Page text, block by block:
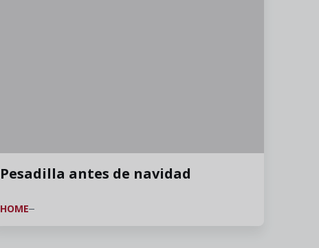
Pesadilla antes de navidad
HOME